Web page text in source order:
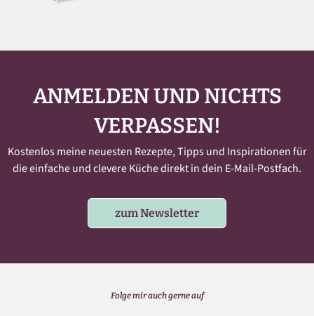
ANMELDEN UND NICHTS
VERPASSEN!
Kostenlos meine neuesten Rezepte, Tipps und Inspirationen für
die einfache und clevere Küche direkt in dein E-Mail-Postfach.
zum Newsletter
Folge mir auch gerne auf